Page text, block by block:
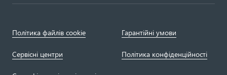
Політика файлів cookie Гарантійні умови
Сервісні центри Політика конфіденційності